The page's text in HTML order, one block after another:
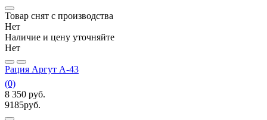
Товар снят с производства
Нет
Наличие и цену уточняйте
Нет
Рация Аргут А-43
(0)
8 350 руб.
9185руб.